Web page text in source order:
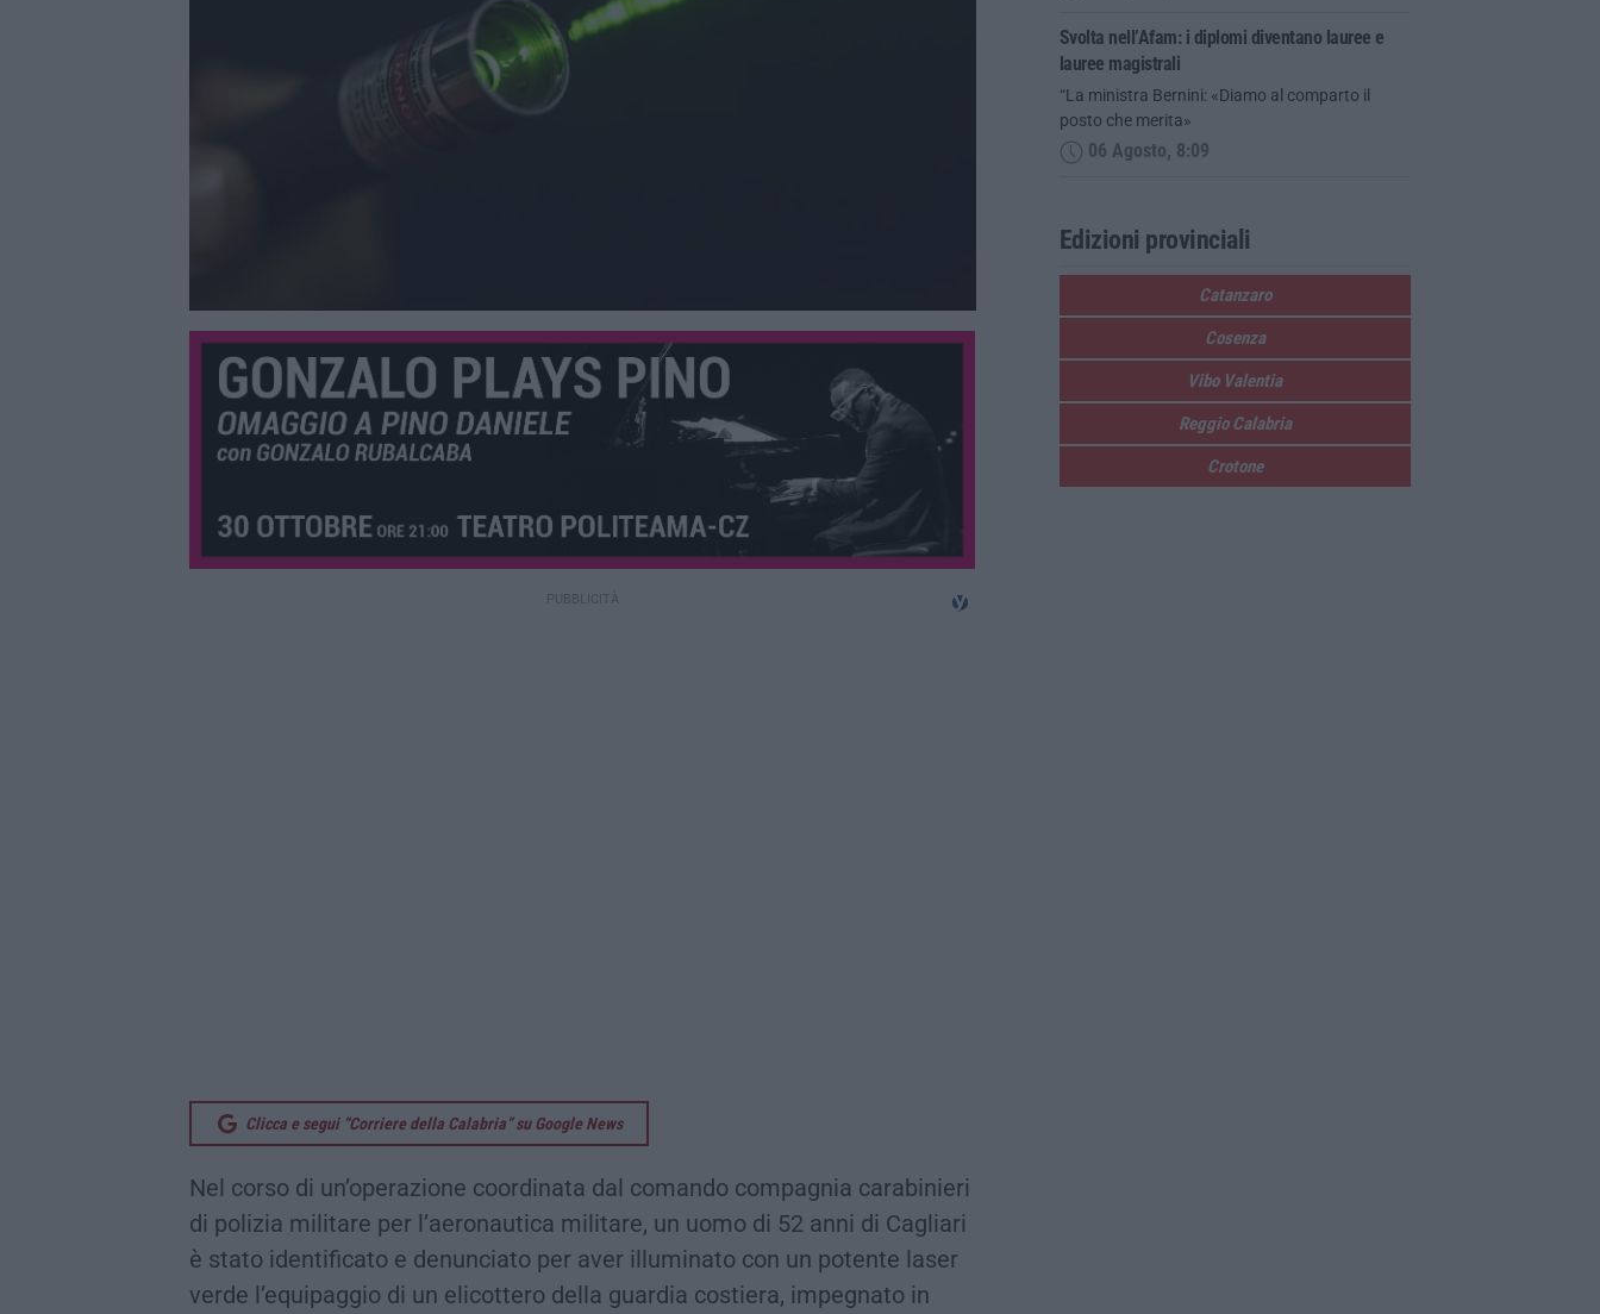
Clicca e segui “Corriere della Calabria” su Google News
Nel corso di un’operazione coordinata dal comando compagnia carabinieri
di polizia militare per l’aeronautica militare, un uomo di 52 anni di Cagliari
è stato identificato e denunciato per aver illuminato con un potente laser
verde l’equipaggio di un elicottero della guardia costiera, impegnato in
Svolta nell’Afam: i diplomi diventano lauree e
lauree magistrali
“La ministra Bernini: «Diamo al comparto il
posto che merita»
06 Agosto, 8:09
Edizioni provinciali
Catanzaro
Cosenza
Vibo Valentia
Reggio Calabria
Crotone